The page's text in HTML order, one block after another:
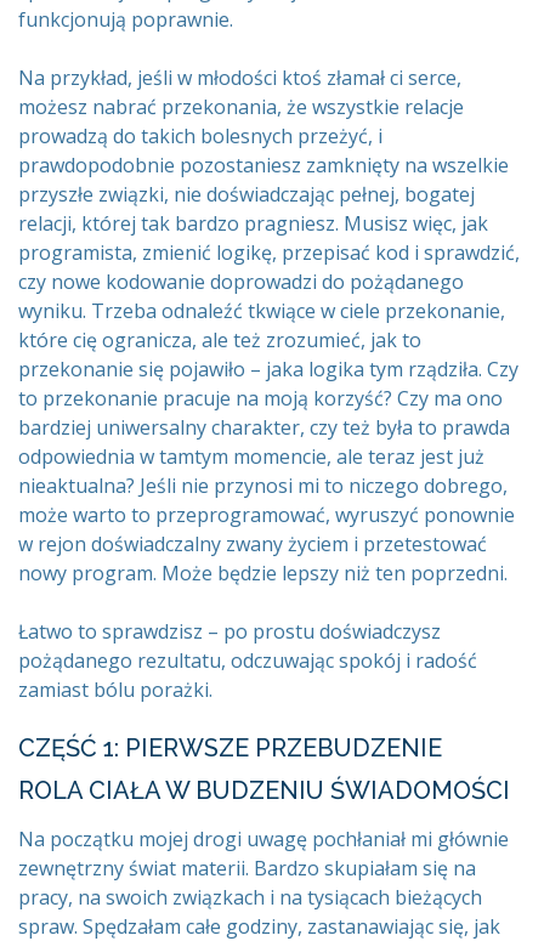
funkcjonują poprawnie.
Na przykład, jeśli w młodości ktoś złamał ci serce,
możesz nabrać przekonania, że wszystkie relacje
prowadzą do takich bolesnych przeżyć, i
prawdopodobnie pozostaniesz zamknięty na wszelkie
przyszłe związki, nie doświadczając pełnej, bogatej
relacji, której tak bardzo pragniesz. Musisz więc, jak
programista, zmienić logikę, przepisać kod i sprawdzić,
czy nowe kodowanie doprowadzi do pożądanego
wyniku. Trzeba odnaleźć tkwiące w ciele przekonanie,
które cię ogranicza, ale też zrozumieć, jak to
przekonanie się pojawiło – jaka logika tym rządziła. Czy
to przekonanie pracuje na moją korzyść? Czy ma ono
bardziej uniwersalny charakter, czy też była to prawda
odpowiednia w tamtym momencie, ale teraz jest już
nieaktualna? Jeśli nie przynosi mi to niczego dobrego,
może warto to przeprogramować, wyruszyć ponownie
w rejon doświadczalny zwany życiem i przetestować
nowy program. Może będzie lepszy niż ten poprzedni.
Łatwo to sprawdzisz – po prostu doświadczysz
pożądanego rezultatu, odczuwając spokój i radość
zamiast bólu porażki.
CZĘŚĆ 1: PIERWSZE PRZEBUDZENIE
ROLA CIAŁA W BUDZENIU ŚWIADOMOŚCI
Na początku mojej drogi uwagę pochłaniał mi głównie
zewnętrzny świat materii. Bardzo skupiałam się na
pracy, na swoich związkach i na tysiącach bieżących
spraw. Spędzałam całe godziny, zastanawiając się, jak